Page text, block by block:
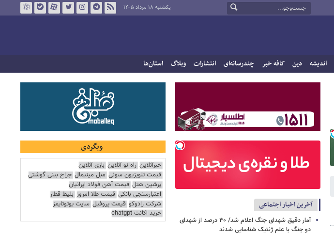
یکشنبه ۱۸ مرداد ۱۴۰۵
اندیشه دین کافه خبر چندرسانه‌ای انتشارات وبلاگ استان‌ها
آخرین اخبار اجتماعی
آمار دقیق شهدای جنگ اعلام شد/ ۴۰ درصد از شهدای
دو جنگ با علم ژنتیک شناسایی شدند
وبگردی
خبرآنلاین راه نو آنلاین بازی آنلاین
قیمت تلویزیون سونی مبل مینیمال جراح بینی گوشتی
پرشین هتل قیمت آهن فولاد ایرانیان
اعتبارسنجی بانکی قیمت طلا امروز بلیط قطار
شرکت رادوکو قیمت پروفیل سایت یوتوتایمز
خرید اکانت chatgpt